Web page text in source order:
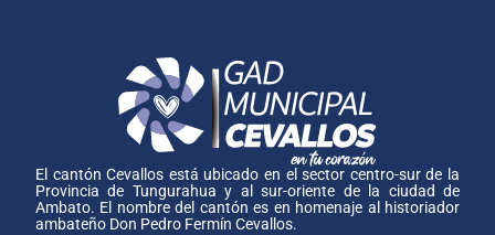
El cantón Cevallos está ubicado en el sector centro-sur de la
Provincia de Tungurahua y al sur-oriente de la ciudad de
Ambato. El nombre del cantón es en homenaje al historiador
ambateño Don Pedro Fermín Cevallos.